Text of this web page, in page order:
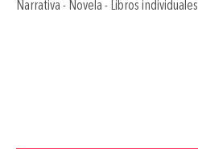
Narrativa - Novela - Libros individuales